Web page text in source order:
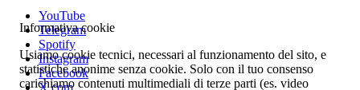
YouTube
Telegram
Spotify
Instagram
Facebook
X.com
Informativa cookie
Usiamo cookie tecnici, necessari al funzionamento del sito, e
statistiche anonime senza cookie. Solo con il tuo consenso
carichiamo contenuti multimediali di terze parti (es. video